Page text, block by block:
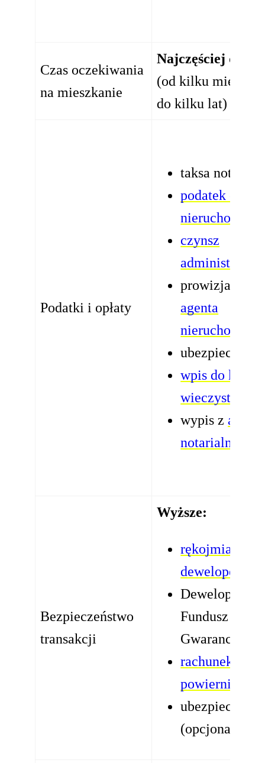
Czas oczekiwania
na mieszkanie
Najczęściej
(od kilku miesięcy
do kilku lat)
Podatki i opłaty
taksa
podatek od
nieruchomości
czynsz
prowizja dla
agenta
nieruchomości
ubezpieczenie
wpis do księgi
wieczystej
wypis zaktu
notarialnego
Bezpieczeństwo
transakcji
Wyższe:
rękojmia
dewelopera
Deweloperski
Fundusz
Gwarancyjny
rachunek
powierniczy
ubezpieczenie
(opcjonalnie)